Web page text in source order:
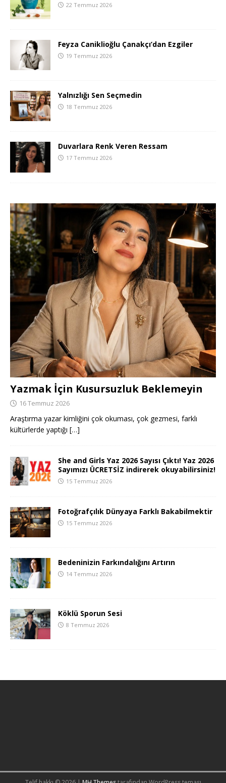
22 Temmuz 2026
Feyza Caniklioğlu Çanakçı’dan Ezgiler
19 Temmuz 2026
Yalnızlığı Sen Seçmedin
18 Temmuz 2026
Duvarlara Renk Veren Ressam
17 Temmuz 2026
Yazmak İçin Kusursuzluk Beklemeyin
16 Temmuz 2026
Araştırma yazar kimliğini çok okuması, çok gezmesi, farklı
kültürlerde yaptığı […]
She and Girls Yaz 2026 Sayısı Çıktı! Yaz 2026
Sayımızı ÜCRETSİZ indirerek okuyabilirsiniz!
15 Temmuz 2026
Fotoğrafçılık Dünyaya Farklı Bakabilmektir
15 Temmuz 2026
Bedeninizin Farkındalığını Artırın
14 Temmuz 2026
Köklü Sporun Sesi
8 Temmuz 2026